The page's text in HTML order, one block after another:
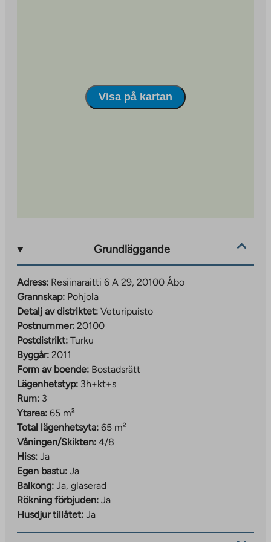
Visa på kartan
Grundläggande
Adress: Resiinaraitti 6 A 29, 20100 Åbo
Grannskap: Pohjola
Detalj av distriktet: Veturipuisto
Postnummer: 20100
Postdistrikt: Turku
Byggår: 2011
Form av boende: Bostadsrätt
Lägenhetstyp: 3h+kt+s
Rum: 3
Ytarea: 65 m²
Total lägenhetsyta: 65 m²
Våningen/Skikten: 4/8
Hiss: Ja
Egen bastu: Ja
Balkong: Ja, glaserad
Rökning förbjuden: Ja
Husdjur tillåtet: Ja